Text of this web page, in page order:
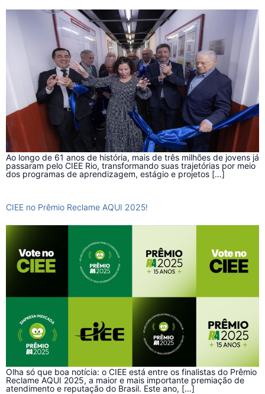
Ao longo de 61 anos de história, mais de três milhões de jovens já
passaram pelo CIEE Rio, transformando suas trajetórias por meio
dos programas de aprendizagem, estágio e projetos […]
CIEE no Prêmio Reclame AQUI 2025!
Olha só que boa notícia: o CIEE está entre os finalistas do Prêmio
Reclame AQUI 2025, a maior e mais importante premiação de
atendimento e reputação do Brasil. Este ano, […]